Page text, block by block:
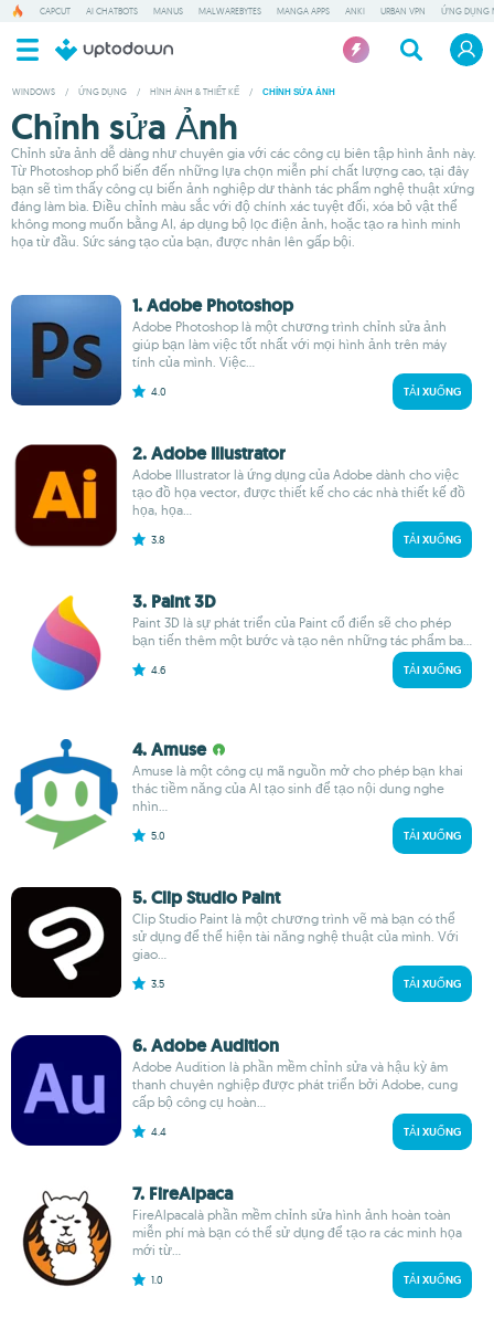
CAPCUT AI CHATBOTS MANUS MALWAREBYTES MANGA APPS ANKI URBAN VPN ỨNG DỤNG
WINDOWS / ỨNG DỤNG / HÌNH ẢNH & THIẾT KẾ / CHỈNH SỬA ẢNH
Chỉnh sửa Ảnh
Chỉnh sửa ảnh dễ dàng như chuyên gia với các công cụ biên tập hình ảnh này.
Từ Photoshop phổ biến đến những lựa chọn miễn phí chất lượng cao, tại đây
bạn sẽ tìm thấy công cụ biến ảnh nghiệp dư thành tác phẩm nghệ thuật xứng
đáng làm bìa. Điều chỉnh màu sắc với độ chính xác tuyệt đối, xóa bỏ vật thể
không mong muốn bằng AI, áp dụng bộ lọc điện ảnh, hoặc tạo ra hình minh
họa từ đầu. Sức sáng tạo của bạn, được nhân lên gấp bội.
1. Adobe Photoshop
Adobe Photoshop là một chương trình chỉnh sửa ảnh
giúp bạn làm việc tốt nhất với mọi hình ảnh trên máy
tính của mình. Việc...
4.0 TẢI XUỐNG
2. Adobe Illustrator
Adobe Illustrator là ứng dụng của Adobe dành cho việc
tạo đồ họa vector, được thiết kế cho các nhà thiết kế đồ
họa, họa...
3.8 TẢI XUỐNG
3. Paint 3D
Paint 3D là sự phát triển của Paint cổ điển sẽ cho phép
bạn tiến thêm một bước và tạo nên những tác phẩm ba...
4.6 TẢI XUỐNG
4. Amuse
Amuse là một công cụ mã nguồn mở cho phép bạn khai
thác tiềm năng của AI tạo sinh để tạo nội dung nghe
nhìn...
5.0 TẢI XUỐNG
5. Clip Studio Paint
Clip Studio Paint là một chương trình vẽ mà bạn có thể
sử dụng để thể hiện tài năng nghệ thuật của mình. Với
giao...
3.5 TẢI XUỐNG
6. Adobe Audition
Adobe Audition là phần mềm chỉnh sửa và hậu kỳ âm
thanh chuyên nghiệp được phát triển bởi Adobe, cung
cấp bộ công cụ hoàn...
4.4 TẢI XUỐNG
7. FireAlpaca
FireAlpacalà phần mềm chỉnh sửa hình ảnh hoàn toàn
miễn phí mà bạn có thể sử dụng để tạo ra các minh họa
mới từ...
1.0 TẢI XUỐNG